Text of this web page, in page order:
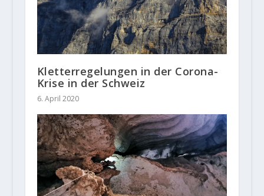
Kletterregelungen in der Corona-
Krise in der Schweiz
6. April 2020